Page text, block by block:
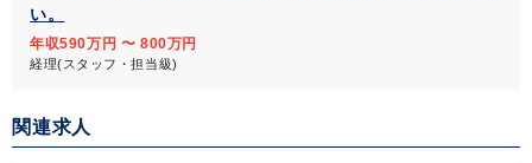
い。
年収590万円 〜 800万円
経理(スタッフ・担当級)
関連求人